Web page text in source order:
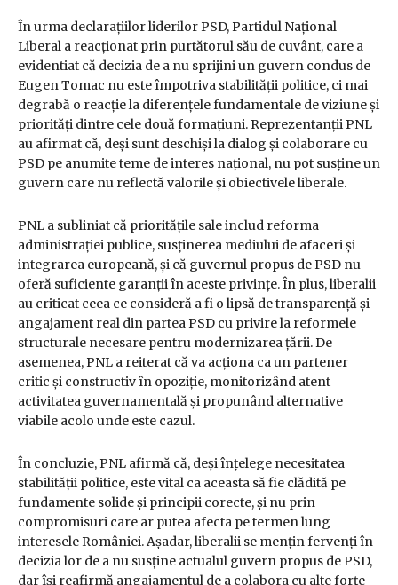
În urma declarațiilor liderilor PSD, Partidul Național
Liberal a reacționat prin purtătorul său de cuvânt, care a
evidentiat că decizia de a nu sprijini un guvern condus de
Eugen Tomac nu este împotriva stabilității politice, ci mai
degrabă o reacție la diferențele fundamentale de viziune și
priorități dintre cele două formațiuni. Reprezentanții PNL
au afirmat că, deși sunt deschiși la dialog și colaborare cu
PSD pe anumite teme de interes național, nu pot susține un
guvern care nu reflectă valorile și obiectivele liberale.
PNL a subliniat că prioritățile sale includ reforma
administrației publice, susținerea mediului de afaceri și
integrarea europeană, și că guvernul propus de PSD nu
oferă suficiente garanții în aceste privințe. În plus, liberalii
au criticat ceea ce consideră a fi o lipsă de transparență și
angajament real din partea PSD cu privire la reformele
structurale necesare pentru modernizarea țării. De
asemenea, PNL a reiterat că va acționa ca un partener
critic și constructiv în opoziție, monitorizând atent
activitatea guvernamentală și propunând alternative
viabile acolo unde este cazul.
În concluzie, PNL afirmă că, deși înțelege necesitatea
stabilității politice, este vital ca aceasta să fie clădită pe
fundamente solide și principii corecte, și nu prin
compromisuri care ar putea afecta pe termen lung
interesele României. Așadar, liberalii se mențin fervenți în
decizia lor de a nu susține actualul guvern propus de PSD,
dar își reafirmă angajamentul de a colabora cu alte forțe